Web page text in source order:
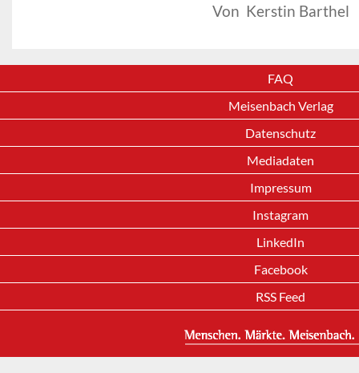
Von Kerstin Barthel
FAQ
Meisenbach Verlag
Datenschutz
Mediadaten
Impressum
Instagram
LinkedIn
Facebook
RSS Feed